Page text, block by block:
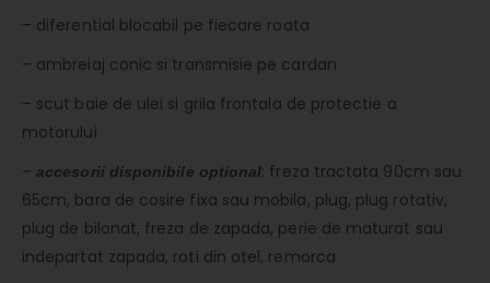
– diferential blocabil pe fiecare roata
– ambreiaj conic si transmisie pe cardan
– scut baie de ulei si grila frontala de protectie a
motorului
–accesorii disponibile optional: freza tractata 90cm sau
65cm, bara de cosire fixa sau mobila, plug, plug rotativ,
plug de bilonat, freza de zapada, perie de maturat sau
indepartat zapada, roti din otel, remorca